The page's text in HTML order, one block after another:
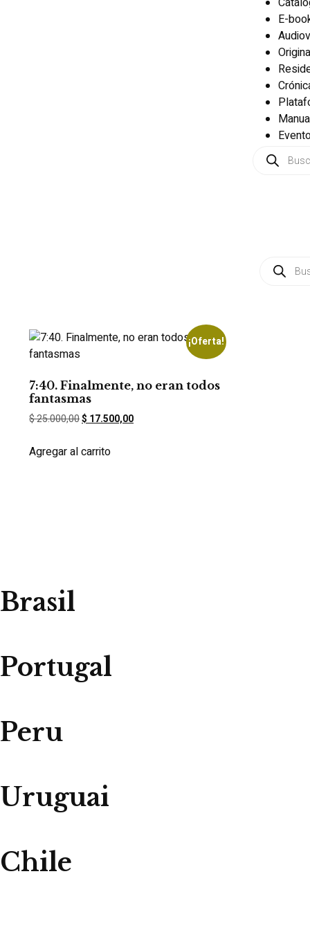
E-
¡Oferta!
7:40. Finalmente, no eran todos
fantasmas
$25.000,00$17.500,00
Agregar al carrito
Brasil
Portugal
Peru
Uruguai
Chile